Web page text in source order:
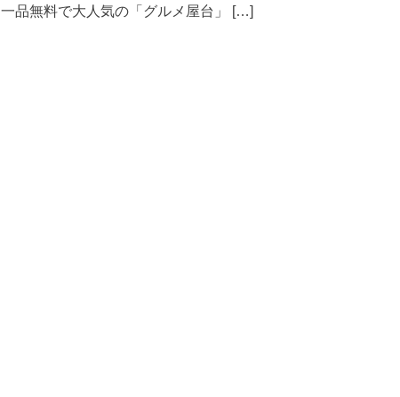
一品無料で大人気の「グルメ屋台」 […]